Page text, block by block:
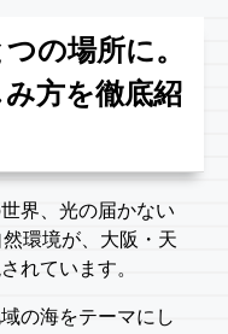
の場所に。
方を徹底紹
界、光の届かない
環境が、大阪・天
れています。
の海をテーマにし